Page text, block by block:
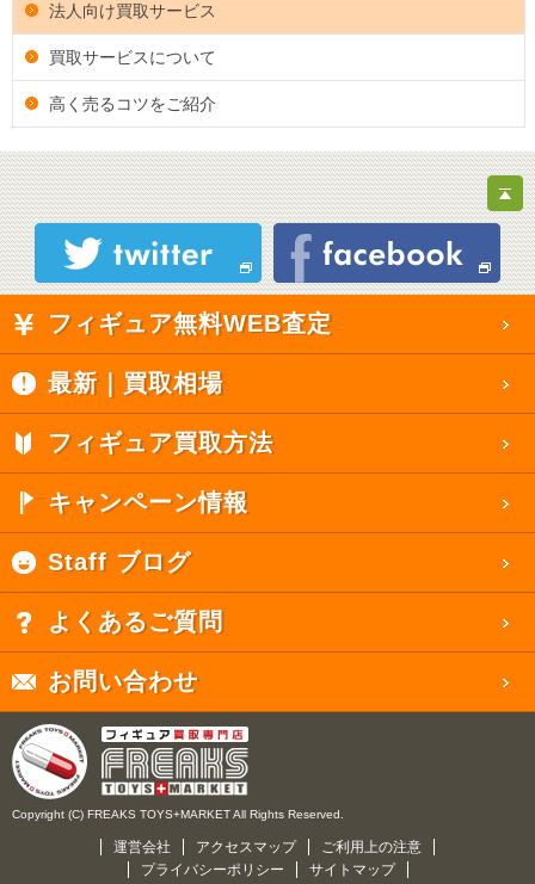
法人向け買取サービス
買取サービスについて
高く売るコツをご紹介
フィギュア無料WEB査定
最新｜買取相場
フィギュア買取方法
キャンペーン情報
Staff ブログ
よくあるご質問
お問い合わせ
Copyright (C) FREAKS TOYS+MARKET All Rights Reserved.
運営会社 アクセスマップ
ご利用上の注意
プライバシーポリシー
サイトマップ